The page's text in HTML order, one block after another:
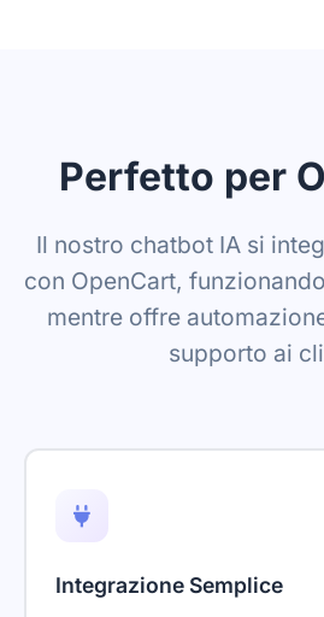
Perfetto per
Il nostro chatbot IA si
con OpenCart,
mentre offre
supporto ai
Integrazione Semplice